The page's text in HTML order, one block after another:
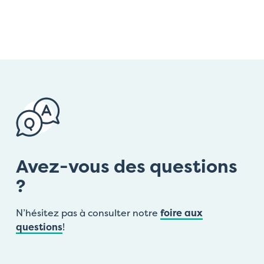
Avez-vous des questions
?
N’hésitez pas à consulter notre foire aux
questions!